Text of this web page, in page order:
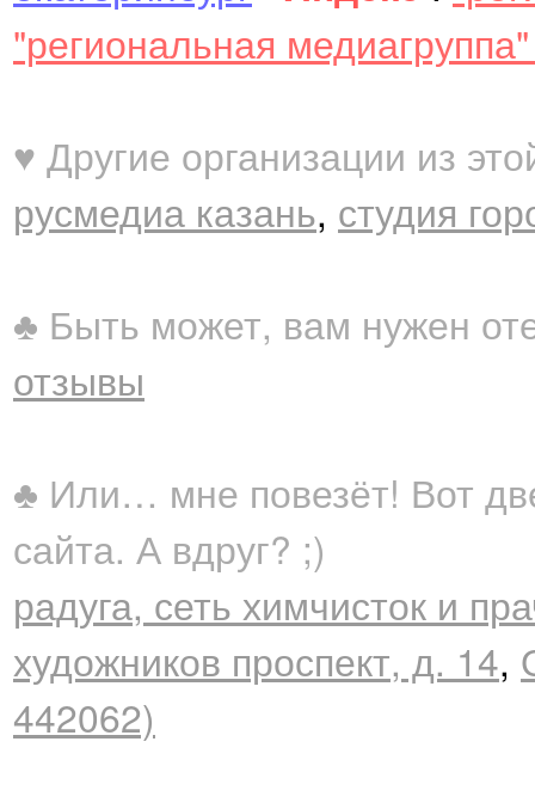
"региональная
♥ Другие организации из
русмедиа казань, студия
♣ Быть может, вам нужен
отзывы
♣ Или… мне повезёт! Вот
сайта. А вдруг? ;)
радуга, сеть химчисток и
художников проспект, д. 14,
442062)